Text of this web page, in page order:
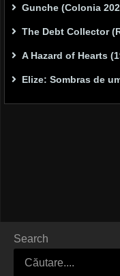
Gunche (Colonia
The Debt Collector
A Hazard of Hearts
Elize: Sombras de
Search